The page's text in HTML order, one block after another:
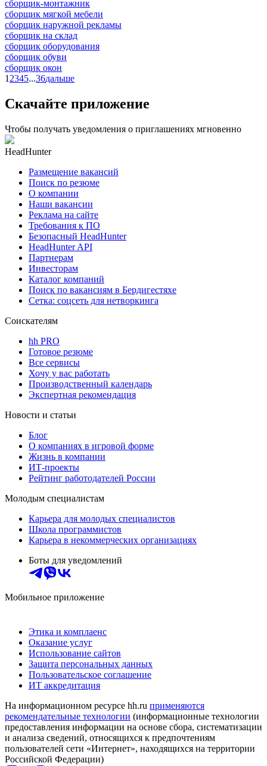
сборщик-монтажник
сборщик мягкой мебели
сборщик наружной рекламы
сборщик на склад
сборщик оборудования
сборщик обуви
сборщик окон
1 2345...36дальше
Скачайте приложение
Чтобы получать уведомления о приглашениях мгновенно
HeadHunter
Размещение вакансий
Поиск по резюме
О компании
Наши вакансии
Реклама на сайте
Требования к ПО
Безопасный HeadHunter
HeadHunter API
Партнерам
Инвесторам
Каталог компаний
Поиск по вакансиям в Бердигестяхе
Сетка: соцсеть для нетворкинга
Соискателям
hh PRO
Готовое резюме
Все сервисы
Хочу у вас работать
Производственный календарь
Экспертная рекомендация
Новости и статьи
Блог
О компаниях в игровой форме
Жизнь в компании
ИТ-проекты
Рейтинг работодателей России
Молодым специалистам
Карьера для молодых специалистов
Школа программистов
Карьера в некоммерческих организациях
Боты для уведомлений
Мобильное приложение
Этика и комплаенс
Оказание услуг
Использование сайтов
Защита персональных данных
Пользовательское соглашение
ИТ аккредитация
На информационном ресурсе hh.ru применяются
рекомендательные технологии (информационные технологии
предоставления информации на основе сбора, систематизации
и анализа сведений, относящихся к предпочтениям
пользователей сети «Интернет», находящихся на территории
Российской Федерации)